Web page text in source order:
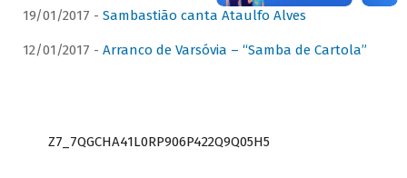
19/01/2017 - Sambastião canta Ataulfo Alves
12/01/2017 - Arranco de Varsóvia – “Samba de Cartola”
Z7_7QGCHA41L0RP906P422Q9Q05H5